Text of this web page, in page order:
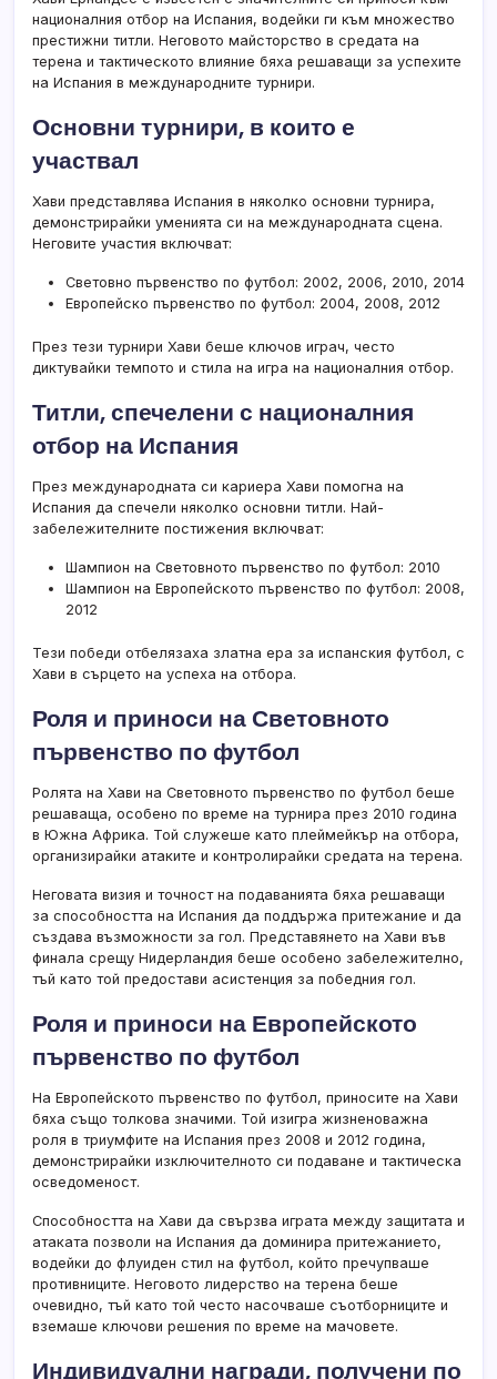
националния отбор на Испания, водейки ги към множество
престижни титли. Неговото майсторство в средата на
терена и тактическото влияние бяха решаващи за успехите
на Испания в международните турнири.
Основни турнири, в които е
участвал
Хави представлява Испания в няколко основни турнира,
демонстрирайки уменията си на международната сцена.
Неговите участия включват:
Световно първенство по футбол: 2002, 2006, 2010, 2014
Европейско първенство по футбол: 2004, 2008, 2012
През тези турнири Хави беше ключов играч, често
диктувайки темпото и стила на игра на националния отбор.
Титли, спечелени с националния
отбор на Испания
През международната си кариера Хави помогна на
Испания да спечели няколко основни титли. Най-
забележителните постижения включват:
Шампион на Световното първенство по футбол: 2010
Шампион на Европейското първенство по футбол: 2008,
2012
Тези победи отбелязаха златна ера за испанския футбол, с
Хави в сърцето на успеха на отбора.
Роля и приноси на Световното
първенство по футбол
Ролята на Хави на Световното първенство по футбол беше
решаваща, особено по време на турнира през 2010 година
в Южна Африка. Той служеше като плеймейкър на отбора,
организирайки атаките и контролирайки средата на терена.
Неговата визия и точност на подаванията бяха решаващи
за способността на Испания да поддържа притежание и да
създава възможности за гол. Представянето на Хави във
финала срещу Нидерландия беше особено забележително,
тъй като той предостави асистенция за победния гол.
Роля и приноси на Европейското
първенство по футбол
На Европейското първенство по футбол, приносите на Хави
бяха също толкова значими. Той изигра жизненоважна
роля в триумфите на Испания през 2008 и 2012 година,
демонстрирайки изключителното си подаване и тактическа
осведоменост.
Способността на Хави да свързва играта между защитата и
атаката позволи на Испания да доминира притежанието,
водейки до флуиден стил на футбол, който пречупваше
противниците. Неговото лидерство на терена беше
очевидно, тъй като той често насочваше съотборниците и
вземаше ключови решения по време на мачовете.
Индивидуални награди, получени по